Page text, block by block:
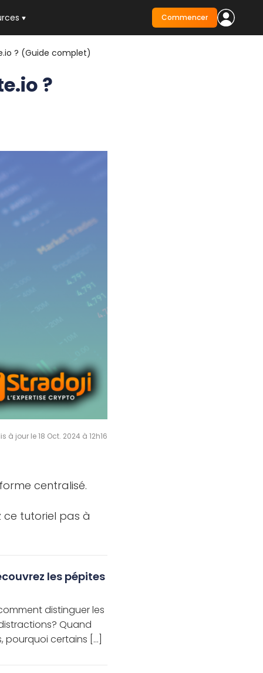
Commencer
? (Guide complet)
?
à jour le 18 Oct. 2024 à 12h16
centralisé.
ce tutoriel pas à
les pépites
distinguer les
Quand
pourquoi certains […]